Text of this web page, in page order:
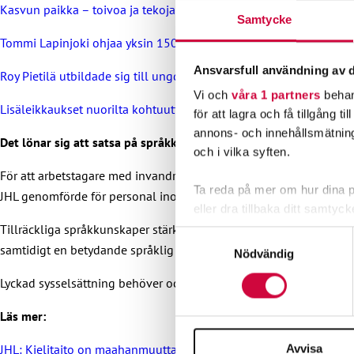
Samtycke
Ansvarsfull användning av
Vi och våra 1 partners
för att lagra och få tillgång
annons- och
och i vilka syften.
Ta reda på mer om hur dina
eller dra tillbaka ditt
Vi använder
till de sociala medier och
Samtyckesval
Nödvändig
Avvisa
Kasvun paikka – toivoa ja tekoja lasten ja nuorten hyvinvointiin
Tommi Lapinjoki ohjaa yksin 150 nuoren arkea
Roy Pietilä utbildade sig till ungdomsledare när han själv var
Lisäleikkaukset nuorilta kohtuuttomia – Ammattiliitto JHL
Det lönar sig att satsa på språkkunskaper inom social- och
För att arbetstagare med invandrarbakgrund ska kunna få jobb
JHL genomförde för personal inom social- och hälsovården.
Tillräckliga språkkunskaper stärker de anställdas ork, förbättrar
samtidigt en betydande språklig resurs, särskilt när det gäller
Lyckad sysselsättning behöver också kulturell anpassning och
Läs mer:
JHL: Kielitaito on maahanmuuttajien suurin haaste sotealoilla –